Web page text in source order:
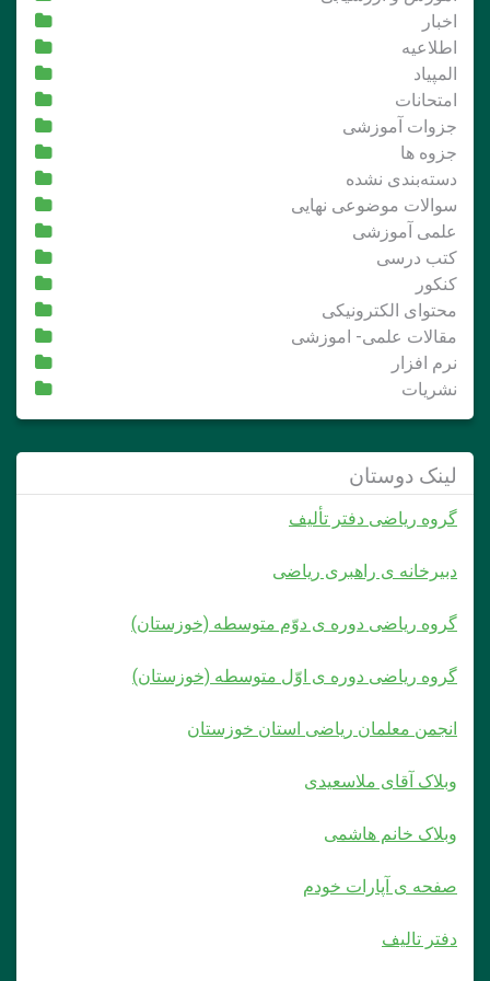
اخبار
اطلاعیه
المپیاد
امتحانات
جزوات آموزشی
جزوه ها
دسته‌بندی نشده
سوالات موضوعی نهایی
علمی آموزشی
کتب درسی
کنکور
محتوای الکترونیکی
مقالات علمی- اموزشی
نرم افزار
نشریات
لینک دوستان
گروه ریاضی دفتر تألیف
دبیرخانه ی راهبری ریاضی
گروه ریاضی دوره ی دوّم متوسطه (خوزستان)
گروه ریاضی دوره ی اوّل متوسطه (خوزستان)
انجمن معلمان ریاضی استان خوزستان
وبلاک آقای ملاسعیدی
وبلاک خانم هاشمی
صفحه ی آپارات خودم
دفتر تالیف